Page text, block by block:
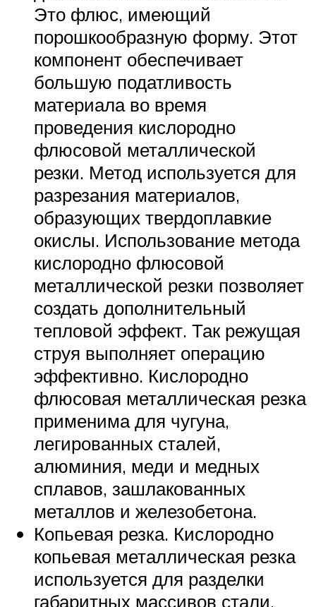
Это флюс, имеющий
порошкообразную форму. Этот
компонент обеспечивает
большую податливость
материала во время
проведения кислородно
флюсовой металлической
резки. Метод используется для
разрезания материалов,
образующих твердоплавкие
окислы. Использование метода
кислородно флюсовой
металлической резки позволяет
создать дополнительный
тепловой эффект. Так режущая
струя выполняет операцию
эффективно. Кислородно
флюсовая металлическая резка
применима для чугуна,
легированных сталей,
алюминия, меди и медных
сплавов, зашлакованных
металлов и железобетона.
Копьевая резка. Кислородно
копьевая металлическая резка
используется для разделки
габаритных массивов стали,